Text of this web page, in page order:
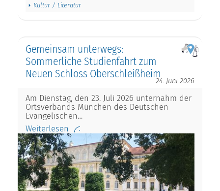
Kultur / Literatur
Gemeinsam unterwegs:
Sommerliche Studienfahrt zum
Neuen Schloss Oberschleißheim
24. Juni 2026
Am Dienstag, den 23. Juli 2026 unternahm der
Ortsverbands München des Deutschen
Evangelischen…
Weiterlesen